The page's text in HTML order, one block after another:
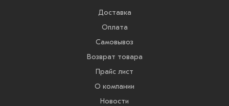
Доставка
Оплата
Самовывоз
Возврат товара
Прайс лист
О компании
Новости